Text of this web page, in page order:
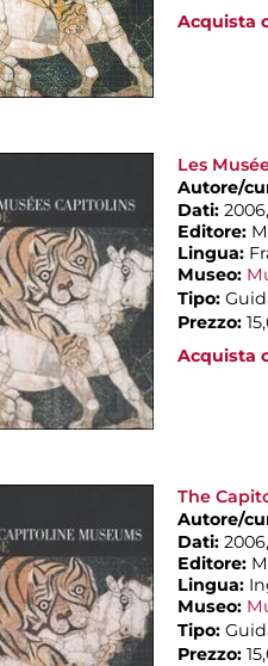
Acquista
Les
Autore/
Dati:
Editore:
Lingua:
Museo:
Tipo:
Prezzo:
Acquista
The
Autore/
Dati:
Editore:
Lingua:
Museo:
Tipo:
Prezzo: